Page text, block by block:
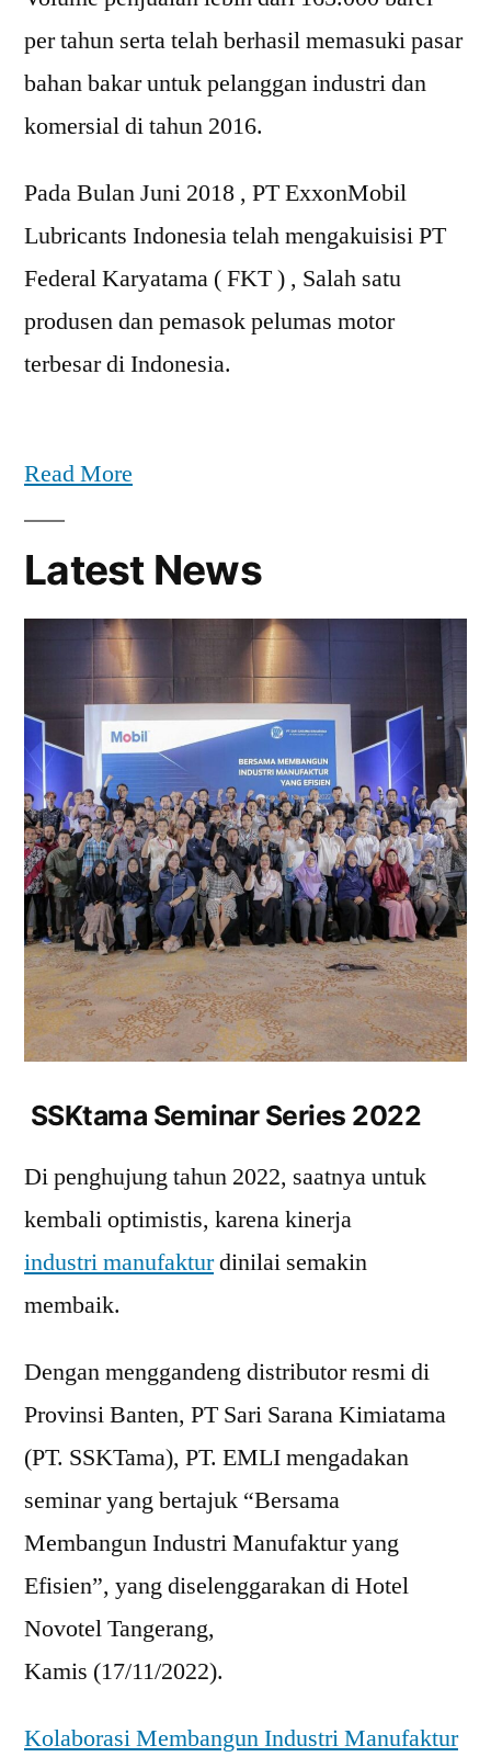
per tahun serta telah berhasil memasuki pasar
bahan bakar untuk pelanggan industri dan
komersial di tahun 2016.
Pada Bulan Juni 2018 , PT ExxonMobil
Lubricants Indonesia telah mengakuisisi PT
Federal Karyatama ( FKT ) , Salah satu
produsen dan pemasok pelumas motor
terbesar di Indonesia.
Read More
Latest News
SSKtama Seminar Series 2022
Di penghujung tahun 2022, saatnya untuk
kembali optimistis, karena kinerja
industri manufakturdinilai semakin
membaik.
Dengan menggandeng distributor resmi di
Provinsi Banten, PT Sari Sarana Kimiatama
(PT. SSKTama), PT. EMLI mengadakan
seminar yang bertajuk “Bersama
Membangun Industri Manufaktur yang
Efisien”, yang diselenggarakan di Hotel
Novotel Tangerang,
Kamis (17/11/2022).
Kolaborasi Membangun Industri Manufaktur